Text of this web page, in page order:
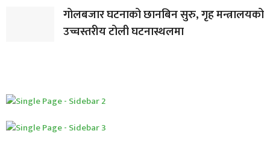
गोलबजार घटनाको छानबिन सुरु, गृह मन्त्रालयको
उच्चस्तरीय टोली घटनास्थलमा